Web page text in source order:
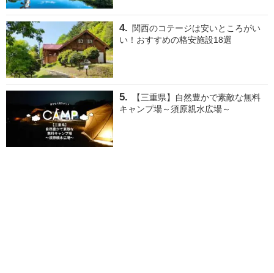
関西のコテージは安いところがい
い！おすすめの格安施設18選
【三重県】自然豊かで素敵な無料
キャンプ場～須原親水広場～